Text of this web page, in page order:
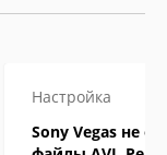
Настройка
Sony Vegas не